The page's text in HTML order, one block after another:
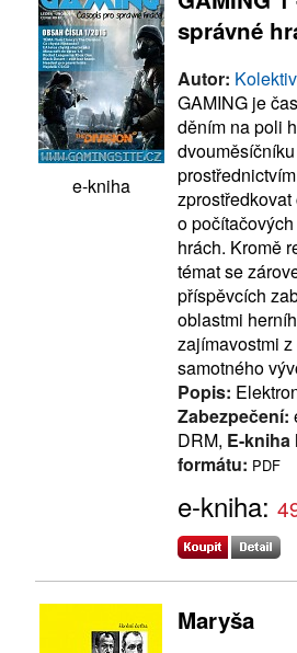
e-kniha
správné
Autor:
GAMING je
děním na poli
o
hrách. Kromě
témat se
příspěvcích
oblastmi
zajímavostmi
samotného
Popis:
Zabezpečení:
DRM, E-kniha
formátu: PDF
e-kniha:
Maryša